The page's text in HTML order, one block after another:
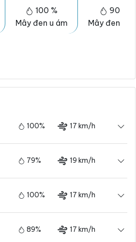
100 %
Mây đen u ám
90 %
Mây đen u ám
100% 17 km/h
79% 19 km/h
100% 17 km/h
89% 17 km/h